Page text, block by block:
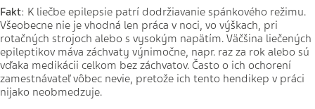
Fakt: K liečbe epilepsie patrí dodržiavanie spánkového režimu.
Všeobecne nie je vhodná len práca v noci, vo výškach, pri
rotačných strojoch alebo s vysokým napätím. Väčšina liečených
epileptikov máva záchvaty výnimočne, napr. raz za rok alebo sú
vďaka medikácii celkom bez záchvatov. Často o ich ochorení
zamestnávateľ vôbec nevie, pretože ich tento hendikep v práci
nijako neobmedzuje.